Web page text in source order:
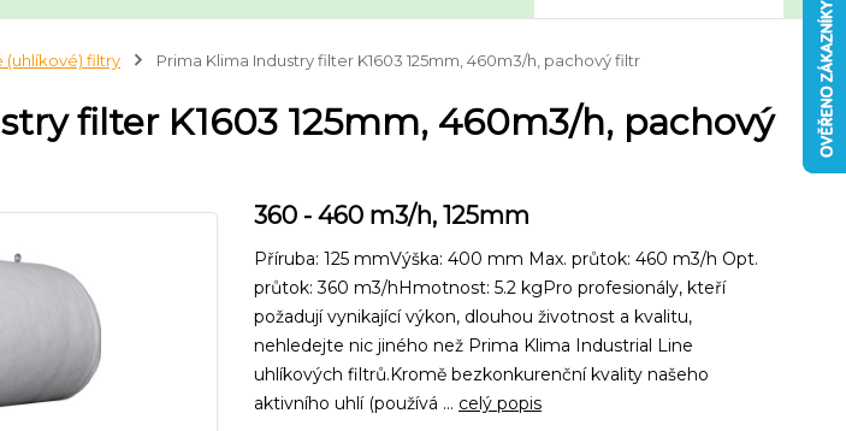
(uhlíkové) filtry Prima Klima Industry filter K1603 125mm, 460m3/h, pachový filtr
filter K1603 125mm, 460m3/h, pachový
360 - 460 m3/h, 125mm
Příruba: 125 mmVýška: 400 mm Max. průtok: 460 m3/h Opt.
průtok: 360 m3/hHmotnost: 5.2 kgPro profesionály, kteří
požadují vynikající výkon, dlouhou životnost a kvalitu,
nehledejte nic jiného než Prima Klima Industrial Line
uhlíkových filtrů.Kromě bezkonkurenční kvality našeho
aktivního uhlí (používá ... celý popis